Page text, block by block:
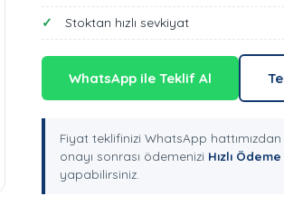
Stoktan hızlı sevkiyat
WhatsApp ile Teklif Al
Fiyat teklifinizi WhatsApp
onayı sonrası ödemenizi Hızlı Ödeme
yapabilirsiniz.